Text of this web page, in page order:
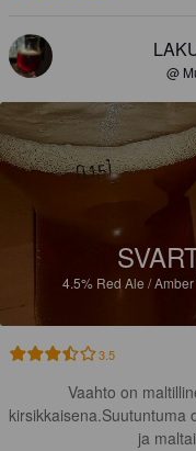
@
4.5% Red Ale /
3.5
Vaahto on
kirsikkaisena.Suutuntuma
ja